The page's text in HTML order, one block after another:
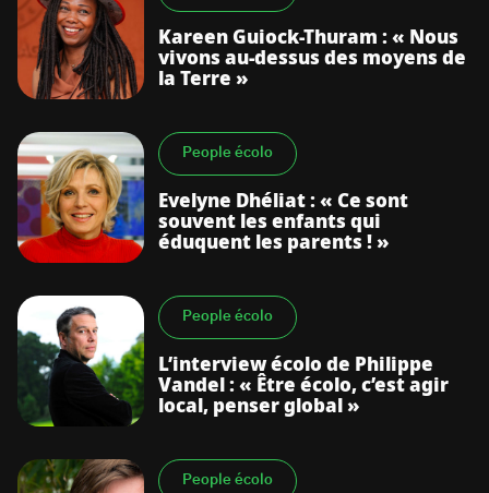
Kareen Guiock-Thuram : « Nous
vivons au-dessus des moyens de
la Terre »
People écolo
Evelyne Dhéliat : « Ce sont
souvent les enfants qui
éduquent les parents ! »
People écolo
L’interview écolo de Philippe
Vandel : « Être écolo, c’est agir
local, penser global »
People écolo